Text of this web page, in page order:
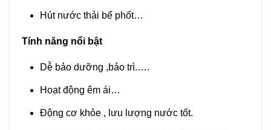
Hút nước thải bể phốt…
Tính năng nổi bật
Dễ bảo dưỡng ,bảo trì.….
Hoạt động êm ái…
Động cơ khỏe , lưu lượng nước tốt.